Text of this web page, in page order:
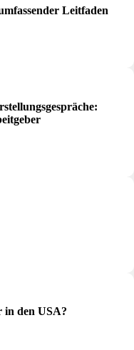
Leitfaden
in den USA?